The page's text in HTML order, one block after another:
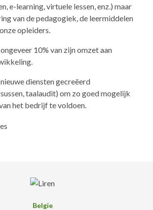
e-learning, virtuele lessen, enz.) maar
van de pedagogiek, de leermiddelen
opleiders.
10% van zijn omzet aan
diensten gecreëerd
taalaudit) om zo goed mogelijk
het bedrijf te voldoen.
Belgïe